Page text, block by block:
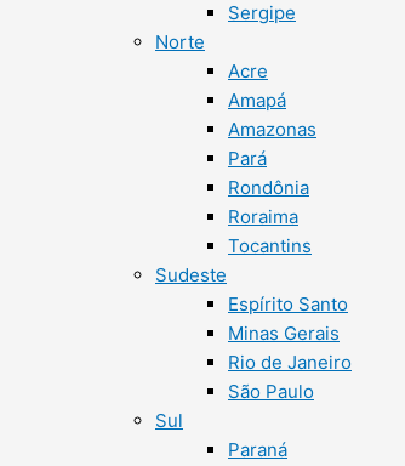
Sergipe
Norte
Acre
Amapá
Amazonas
Pará
Rondônia
Roraima
Tocantins
Sudeste
Espírito Santo
Minas Gerais
Rio de Janeiro
São Paulo
Sul
Paraná